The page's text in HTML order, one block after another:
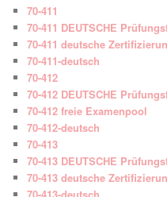
70-411
70-411 DEUTSCHE
70-411 deutsche
70-411-deutsch
70-412
70-412 DEUTSCHE
70-412 freie Examenpool
70-412-deutsch
70-413
70-413 DEUTSCHE
70-413 deutsche